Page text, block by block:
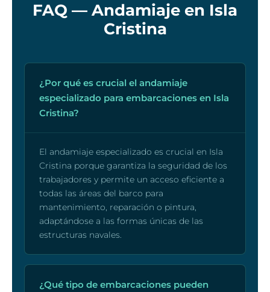
FAQ — Andamiaje en Isla
Cristina
¿Por qué es crucial el andamiaje
especializado para embarcaciones en Isla
Cristina?
El andamiaje especializado es crucial en Isla
Cristina porque garantiza la seguridad de los
trabajadores y permite un acceso eficiente a
todas las áreas del barco para
mantenimiento, reparación o pintura,
adaptándose a las formas únicas de las
estructuras navales.
¿Qué tipo de embarcaciones pueden